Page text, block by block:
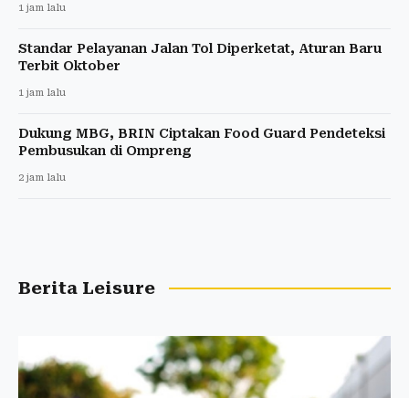
1 jam lalu
Standar Pelayanan Jalan Tol Diperketat, Aturan Baru
Terbit Oktober
1 jam lalu
Dukung MBG, BRIN Ciptakan Food Guard Pendeteksi
Pembusukan di Ompreng
2 jam lalu
Berita Leisure